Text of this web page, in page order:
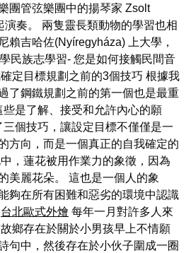
團管弦樂團中的揚琴家 Zsolt
演奏。 兩隻靈長類動物的學習也相
賴吉哈佐(Nyíregyháza) 上大學，
民族志學習- 您是如何接觸民間音
定目標規劃之前的3個技巧 根據我
了鋼鐵規劃之前的第一個也是最重
些是了解、接受和允許內心的願
三個技巧，讓設定目標不僅僅是一
方向，而是一個真正的自我確定的
，蓮花被用作業力的象徵，因為
美麗花朵。 這也是一個人的象
夠在所有困難和惡劣的環境中認識
台北歐式外燴 每年一月對許多人來
鄉存在於關於小男孩早上不情願
句中，然後存在於小伙子圍成一圈